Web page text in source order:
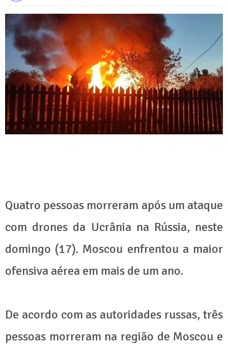
Quatro pessoas morreram após um ataque
com drones da Ucrânia na Rússia, neste
domingo (17). Moscou enfrentou a maior
ofensiva aérea em mais de um ano.
De acordo com as autoridades russas, três
pessoas morreram na região de Moscou e